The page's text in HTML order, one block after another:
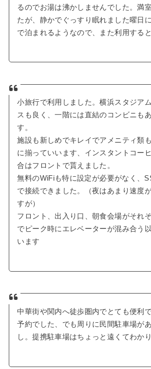
るのでお湯は沸かしませんでした。満
たが、静かでぐっすり眠れました曜日
で泊まれるようなので、また利用する
小旅行で利用しました。横浜スタジア
スも良く、一階には直結のコンビニも
す。
施設も新しめでキレイでアメニティ類
に揃っていいます、インスタントコー
合はフロントで貰えました。
無料のWiFiも特に設定が必要がなく、
で接続できました。（夜はあまり速度
すが）
フロント、出入り口、朝食会場がそれ
でピーク時にエレベーターが混み合う
います
中華街や関内へ徒歩圏内でとても便利
予約でした、でも周りに民間駐車場が
し。提携駐車場はちょっと遠くてわか